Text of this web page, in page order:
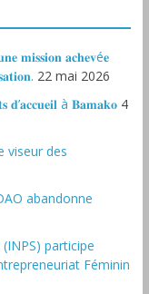
𝐦𝐢𝐬𝐬𝐢𝐨𝐧 𝐚𝐜𝐡𝐞𝐯é𝐞
22 mai 2026
𝐝’𝐚𝐜𝐜𝐮𝐞𝐢𝐥 à 𝐁𝐚𝐦𝐚𝐤𝐨 4
viseur des
abandonne
participe
Féminin